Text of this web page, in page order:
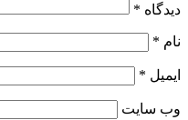
دیدگاه *
نام *
ایمیل *
وب‌ سایت